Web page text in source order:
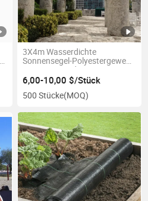
3X4m Wasserdichte
Sonnensegel-Polyestergewebe
10X13FT Outdoor-
Sonnensegel mit PU-
Beschichtung
6,00-10,00 $/Stück
500 Stücke(MOQ)